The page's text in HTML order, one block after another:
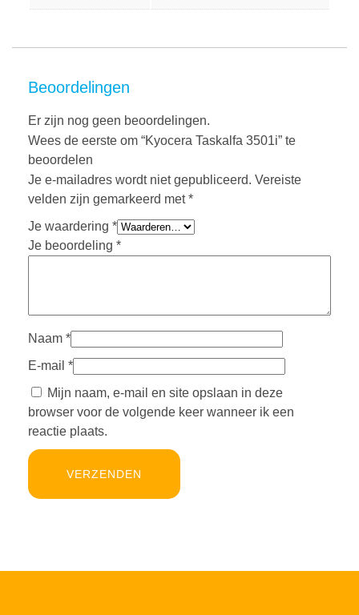
Beoordelingen
Er zijn nog geen beoordelingen.
Wees de eerste om “Kyocera Taskalfa 3501i” te
beoordelen
Je e-mailadres wordt niet gepubliceerd. Vereiste
velden zijn gemarkeerd met*
Je waardering *
Je beoordeling *
Naam *
E-mail *
Mijn naam, e-mail en site opslaan in deze
browser voor de volgende keer wanneer ik een
reactie plaats.